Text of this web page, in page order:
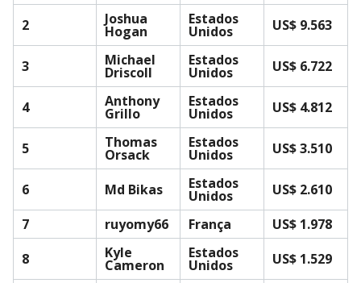
2 Joshua
Hogan
Estados
Unidos US$ 9.563
3 Michael
Driscoll
Estados
Unidos US$ 6.722
4 Anthony
Grillo
Estados
Unidos US$ 4.812
5 Thomas
Orsack
Estados
Unidos US$ 3.510
6 Md Bikas Estados
Unidos
US$ 2.610
7
ruyomy66 França
US$ 1.978
8
Kyle
Cameron
Estados
Unidos US$ 1.529